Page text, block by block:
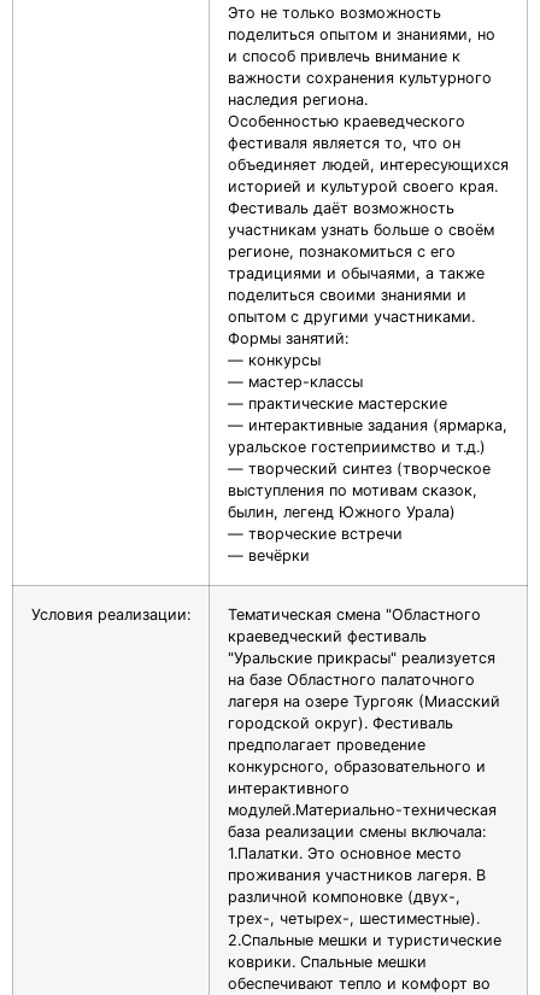
Это не только возможность
поделиться опытом и знаниями, но
и способ привлечь внимание к
важности сохранения культурного
наследия региона.
Особенностью краеведческого
фестиваля является то, что он
объединяет людей, интересующихся
историей и культурой своего края.
Фестиваль даёт возможность
участникам узнать больше о своём
регионе, познакомиться с его
традициями и обычаями, а также
поделиться своими знаниями и
опытом с другими участниками.
Формы занятий:
— конкурсы
— мастер-классы
— практические мастерские
— интерактивные задания (ярмарка,
уральское гостеприимство и т.д.)
— творческий синтез (творческое
выступления по мотивам сказок,
былин, легенд Южного Урала)
— творческие встречи
— вечёрки
Условия реализации:
Тематическая смена "Областного
краеведческий фестиваль
"Уральские прикрасы" реализуется
на базе Областного палаточного
лагеря на озере Тургояк (Миасский
городской округ). Фестиваль
предполагает проведение
конкурсного, образовательного и
интерактивного
модулей.Материально-техническая
база реализации смены включала:
1.Палатки. Это основное место
проживания участников лагеря. В
различной компоновке (двух-,
трех-, четырех-, шестиместные).
2.Спальные мешки и туристические
коврики. Спальные мешки
обеспечивают тепло и комфорт во